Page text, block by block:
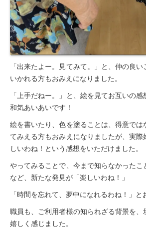
「出来たよー。見てみて。」と、仲の良
いかれる方もおみえになりました。
「上手だねー。」と、絵を見てお互いの感
和気あいあいです！
絵を書いたり、色を塗ることは、得意では
てみえる方もおみえになりましたが、実際
しいわね！という感想をいただけました。
やってみることで、今まで知らなかったこ
など、新たな発見が「楽しいわね！」
「時間を忘れて、夢中になれるわね！」と
職員も、ご利用者様の知られざる背景を、
嬉しく感じました。